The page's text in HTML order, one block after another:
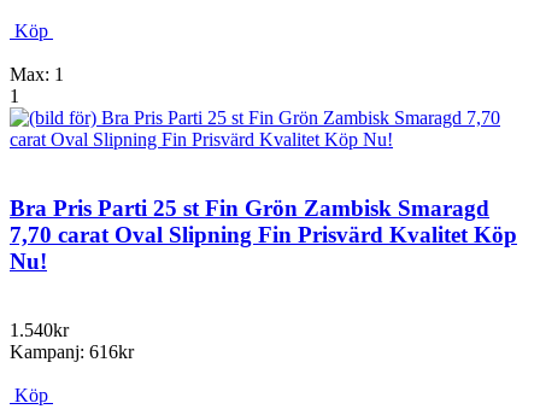
Köp
Max: 1
1
Bra Pris Parti 25 st Fin Grön Zambisk Smaragd
7,70 carat Oval Slipning Fin Prisvärd Kvalitet Köp
Nu!
1.540kr
Kampanj: 616kr
Köp